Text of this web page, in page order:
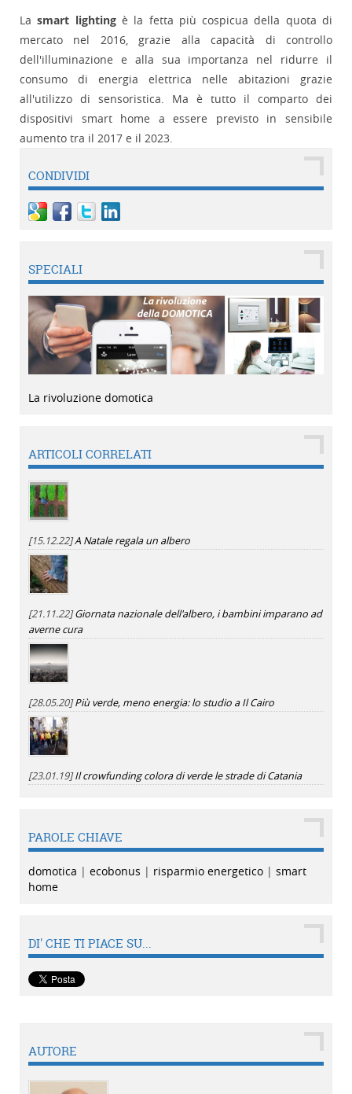
Lasmart lightingè la fetta più cospicua della quota di
mercato nel 2016, grazie alla capacità di controllo
dell'illuminazione e alla sua importanza nel ridurre il
consumo di energia elettrica nelle abitazioni grazie
all'utilizzo di sensoristica. Ma è tutto il comparto dei
dispositivi smart home a essere previsto in sensibile
aumento tra il 2017 e il 2023.
CONDIVIDI
SPECIALI
La rivoluzione domotica
ARTICOLI CORRELATI
[15.12.22]A Natale regala un albero
[21.11.22]Giornata nazionale dell'albero, i bambini imparano ad
averne cura
[28.05.20]Più verde, meno energia: lo studio a Il Cairo
[23.01.19]Il crowfunding colora di verde le strade di Catania
PAROLE CHIAVE
domotica | ecobonus | risparmio energetico | smart
home
DI' CHE TI PIACE SU...
AUTORE